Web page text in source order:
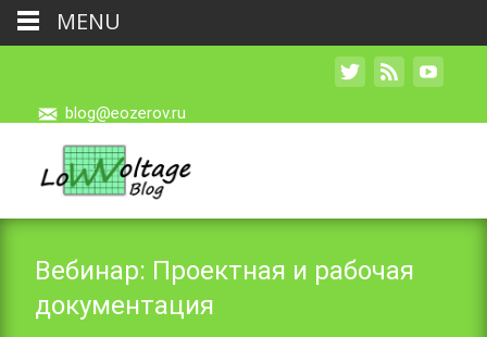
blog@eozerov.ru
Вебинар: Проектная и рабочая
документация
MENU